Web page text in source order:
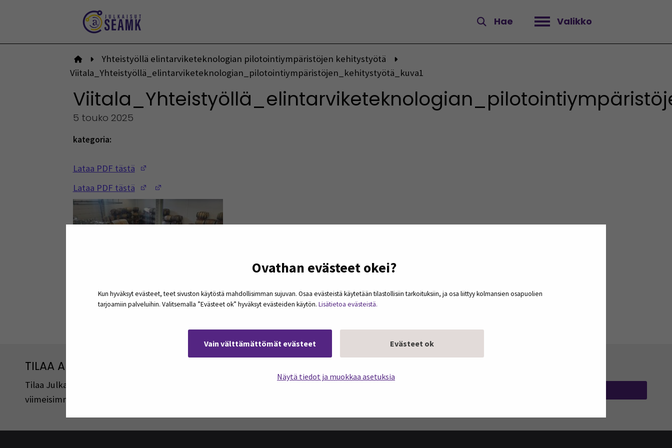
Ovathan evästeet okei?
Kun hyväksyt evästeet, teet sivuston käytöstä mahdollisimman sujuvan. Osaa evästeistä käytetään tilastollisiin tarkoituksiin, ja osa liittyy kolmansien osapuolien
tarjoamiin palveluihin. Valitsemalla ”Evästeet ok” hyväksyt evästeiden käytön. Lisätietoa evästeistä.
Vain välttämättömät evästeet Evästeet ok
Näytä tiedot ja muokkaa asetuksia
Hae Valikko
Avaa valikko
Etusivulle
Yhteistyöllä elintarviketeknologian pilotointiympäristöjen kehitystyötä
Viitala_Yhteistyöllä_elintarviketeknologian_pilotointiympäristöjen_kehitystyötä_kuva1
5 touko 2025
kategoria:
Lataa PDF tästä
Lataa PDF tästä
(Opens in a new window)
TILAA ARTIKKELEITA JA PODCASTEJA
Tilaa Julkaisut@SEAMK -sivuston artikkeleita ja podcasteja omaan sähköpostiisi. Koosteet
viimeisimmistä julkaisuista lähetetään tilaajille kerran kuukaudessa.